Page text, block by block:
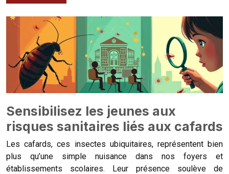
Sensibilisez les jeunes aux
risques sanitaires liés aux cafards
Les cafards, ces insectes ubiquitaires, représentent bien
plus qu’une simple nuisance dans nos foyers et
établissements scolaires. Leur présence soulève de